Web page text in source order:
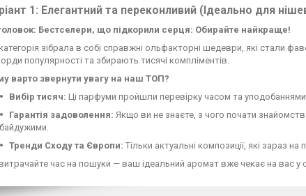
1: Елегантний та переконливий (Ідеально для
Бестселери, що підкорили серця: Обирайте найкраще!
зібрала в собі справжні ольфакторні шедеври, які стали
популярності та збирають тисячі компліментів.
варто звернути увагу на наш ТОП?
Вибір тисяч: Ці парфуми пройшли перевірку часом та уподобаннями
Гарантія задоволення: Якщо ви не знаєте, з чого почати
байдужими.
Тренди Сходу та Європи: Тільки актуальні композиції, які зараз на
час на пошуки — ваш ідеальний аромат вже чекає на вас у